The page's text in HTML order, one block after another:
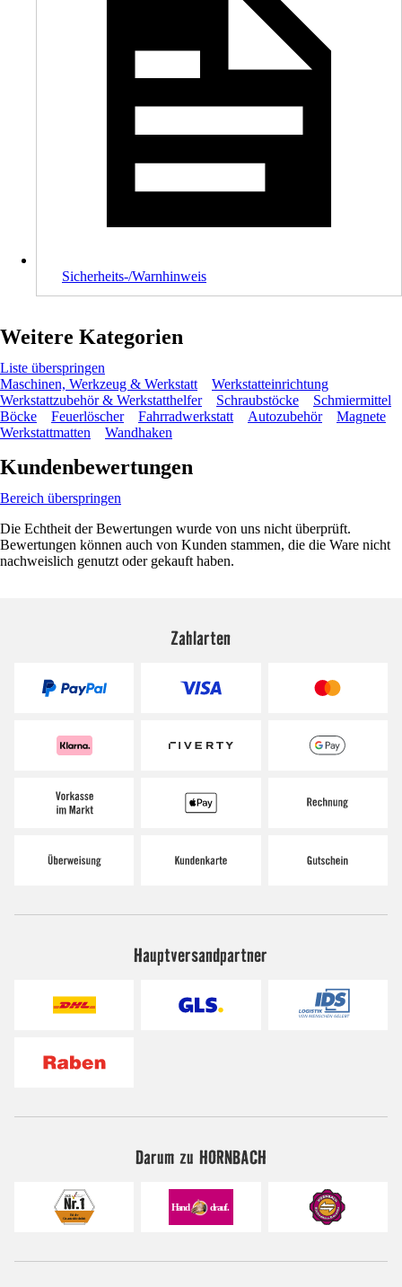
Sicherheits-/Warnhinweis
Weitere Kategorien
Liste überspringen
Maschinen, Werkzeug & Werkstatt
Werkstatteinrichtung
Werkstattzubehör & Werkstatthelfer
Schraubstöcke
Schmiermittel
Böcke
Feuerlöscher Fahrradwerkstatt Autozubehör
Magnete
Werkstattmatten
Wandhaken
Kundenbewertungen
Bereich überspringen
Die Echtheit der Bewertungen wurde von uns nicht überprüft.
Bewertungen können auch von Kunden stammen, die die Ware nicht
nachweislich genutzt oder gekauft haben.
Zahlarten
Hauptversandpartner
Darum zu HORNBACH